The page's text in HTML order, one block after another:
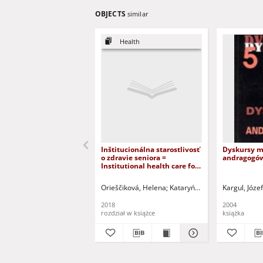
OBJECTS similar
Health
Inštitucionálna starostlivosť
o zdravie seniora =
Institutional health care for
Orieščiková, Helena Kataryńczuk-Mania, Lidia -
2018
rozdział w książce
Dyskursy
Kargul,
2004
książka